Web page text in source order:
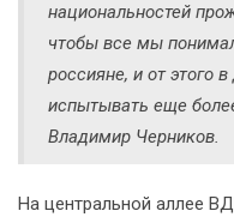
национальностей
чтобы все мы
россияне, и от
испытывать еще
Владимир Черников.
На центральной аллее